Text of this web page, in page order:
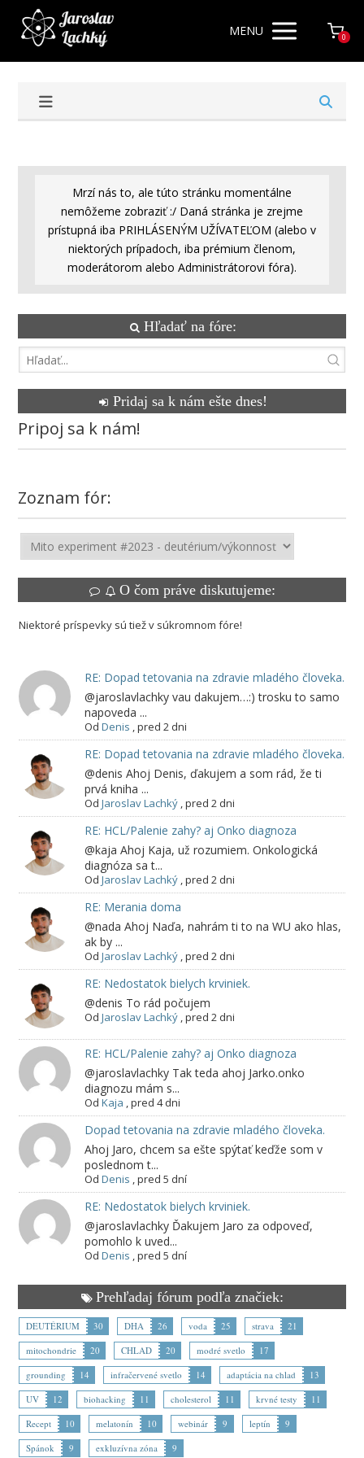
MENU 0
Mrzí nás to, ale túto stránku momentálne
nemôžeme zobraziť :/ Daná stránka je zrejme
prístupná iba PRIHLÁSENÝM UŽÍVATEĽOM (alebo v
niektorých prípadoch, iba prémium členom,
moderátorom alebo Administrátorovi fóra).
Hľadať na fóre:
Pridaj sa k nám ešte dnes!
Pripoj sa k nám!
Zoznam fór:
O čom práve diskutujeme:
Niektoré príspevky sú tiež v súkromnom fóre!
RE: Dopad tetovania na zdravie mladého človeka.
@jaroslavlachky vau dakujem…:) trosku to samo
napoveda ...
Od Denis ,pred 2 dni
RE: Dopad tetovania na zdravie mladého človeka.
@denis Ahoj Denis, ďakujem a som rád, že ti
prvá kniha ...
Od Jaroslav Lachký,pred 2 dni
RE: HCL/Palenie zahy? aj Onko diagnoza
@kaja Ahoj Kaja, už rozumiem. Onkologická
diagnóza sa t...
Od Jaroslav Lachký,pred 2 dni
RE: Merania doma
@nada Ahoj Naďa, nahrám ti to na WU ako hlas,
ak by ...
Od Jaroslav Lachký,pred 2 dni
RE: Nedostatok bielych krviniek.
@denis To rád počujem
Od Jaroslav Lachký,pred 2 dni
RE: HCL/Palenie zahy? aj Onko diagnoza
@jaroslavlachky Tak teda ahoj Jarko.onko
diagnozu mám s...
Od Kaja ,pred 4 dni
Dopad tetovania na zdravie mladého človeka.
Ahoj Jaro, chcem sa ešte spýtať keďže som v
poslednom t...
Od Denis ,pred 5 dní
RE: Nedostatok bielych krviniek.
@jaroslavlachky Ďakujem Jaro za odpoveď,
pomohlo k uved...
Od Denis ,pred 5 dní
Prehľadaj fórum podľa značiek:
DEUTÉRIUM 30 DHA 26 voda 25 strava
21
mitochondrie
20 CHLAD 20 modré svetlo
17
grounding
14 infračervené svetlo 14 adaptácia na chlad
13
UV
12 biohacking 11 cholesterol 11 krvné testy
11
Recept
10 melatonín 10 webinár 9 leptín
9
Spánok
9 exkluzívna zóna 9